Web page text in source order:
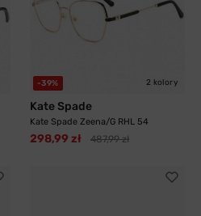
-39% 2 kolory
Kate Spade
Kate Spade Zeena/G RHL 54
298,99 zł 487,99 zł